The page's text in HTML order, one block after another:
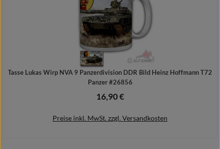
Tasse Lukas Wirp NVA 9 Panzerdivision DDR Bild Heinz Hoffmann T72
Panzer #26856
Regulärer Preis:
16,90 €
Preise inkl. MwSt. zzgl. Versandkosten